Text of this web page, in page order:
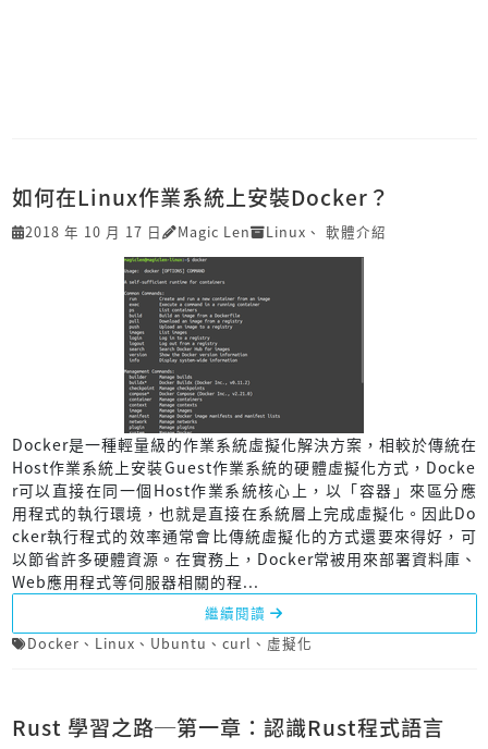
如何在Linux作業系統上安裝Docker？
2018 年 10 月 17 日 Magic Len Linux 、 軟體介紹
Docker是一種輕量級的作業系統虛擬化解決方案，相較於傳統在
Host作業系統上安裝Guest作業系統的硬體虛擬化方式，Docke
r可以直接在同一個Host作業系統核心上，以「容器」來區分應
用程式的執行環境，也就是直接在系統層上完成虛擬化。因此Do
cker執行程式的效率通常會比傳統虛擬化的方式還要來得好，可
以節省許多硬體資源。在實務上，Docker常被用來部署資料庫、
Web應用程式等伺服器相關的程...
繼續閱讀
Docker 、 Linux 、 Ubuntu 、 curl 、 虛擬化
Rust 學習之路─第一章：認識Rust程式語言